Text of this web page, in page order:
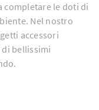
completare le doti di
Nel nostro
accessori
bellissimi